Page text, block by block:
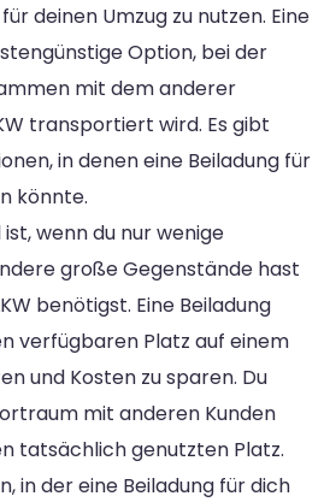
für deinen Umzug zu nutzen. Eine
Option, bei der
mit dem anderer
transportiert wird. Es gibt
in denen eine Beiladung für
könnte.
wenn du nur wenige
große Gegenstände hast
benötigst. Eine Beiladung
verfügbaren Platz auf einem
und Kosten zu sparen. Du
mit anderen Kunden
tatsächlich genutzten Platz.
in der eine Beiladung für dich